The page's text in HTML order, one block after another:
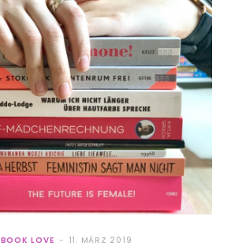
BOOK LOVE 11. MÄRZ 2019